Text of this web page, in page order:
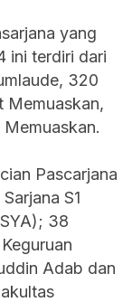
yang
ini terdiri dari
320
Memuaskan,
Pascarjana
S1
38
Adab dan